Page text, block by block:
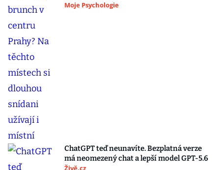
Moje Psychologie
ChatGPT teď neunavíte. Bezplatná verze
má neomezený chat a lepší model GPT-5.6
Živě.cz